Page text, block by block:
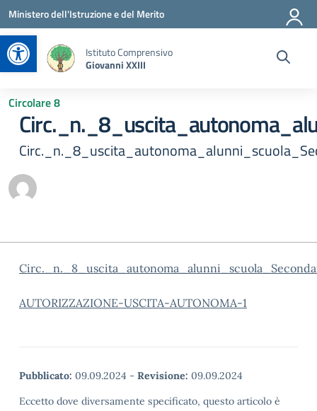
Apri la barra degli strumenti
Vai ai contenuti
Vai al menu di navigazione
Vai al footer
Ministero dell'Istruzione e del Merito
Istituto Comprensivo
Giovanni XXIII
Circolare 8
AUTORIZZAZIONE-USCITA-AUTONOMA-1
Pubblicato: 09.09.2024 - Revisione: 09.09.2024
Eccetto dove diversamente specificato, questo articolo è